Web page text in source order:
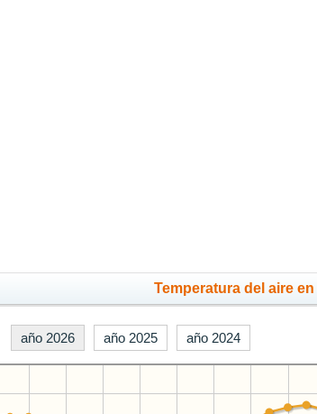
Temperatura del aire en
año 2026 año 2025 año 2024